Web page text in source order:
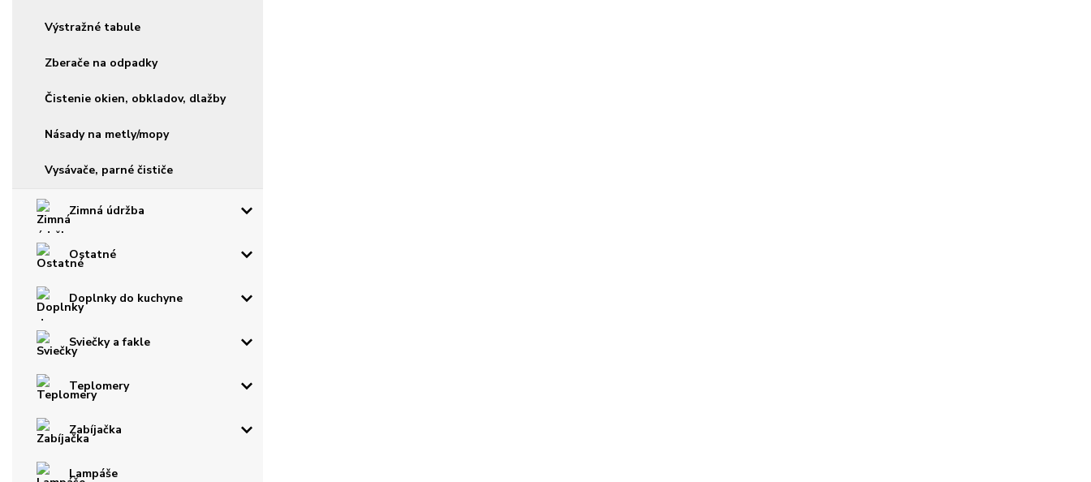
Výstražné tabule
Zberače na odpadky
Čistenie okien, obkladov, dlažby
Násady na metly/mopy
Vysávače, parné čističe
Zimná údržba
Ostatné
Doplnky do kuchyne
Sviečky a fakle
Teplomery
Zabíjačka
Lampáše